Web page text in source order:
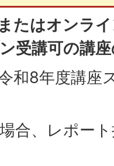
たはオンラ
受講可の講
和8年度講座
合、レポー